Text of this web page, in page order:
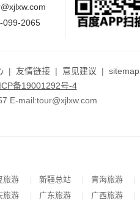
099-2065
| 友情链接 | 意见建议 | sitemap
备19001292号-4
E-mail:tour@xjlxw.com
旅游 新疆总站 青海旅游
旅游 广东旅游 广西旅游